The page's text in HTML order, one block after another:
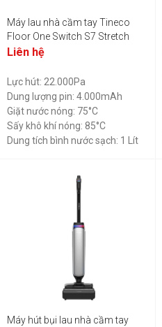
Máy lau nhà cầm tay Tineco
Floor One Switch S7 Stretch
Liên hệ
Lực hút: 22.000Pa
Dung lượng pin: 4.000mAh
Giặt nước nóng: 75°C
Sấy khô khí nóng: 85°C
Dung tích bình nước sạch: 1 Lít
Máy hút bụi lau nhà cầm tay